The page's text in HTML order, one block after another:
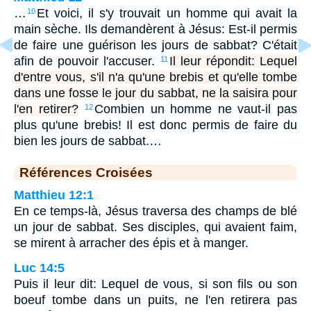
… 10 Et voici, il s'y trouvait un homme qui avait la
main sèche. Ils demandèrent à Jésus: Est-il permis
de faire une guérison les jours de sabbat? C'était
afin de pouvoir l'accuser.
11 Il leur répondit: Lequel
d'entre vous, s'il n'a qu'une brebis et qu'elle tombe
dans une fosse le jour du sabbat, ne la saisira pour
l'en retirer?
12 Combien un homme ne vaut-il pas
plus qu'une brebis! Il est donc permis de faire du
bien les jours de sabbat.…
Références Croisées
Matthieu 12:1
En ce temps-là, Jésus traversa des champs de blé
un jour de sabbat. Ses disciples, qui avaient faim,
se mirent à arracher des épis et à manger.
Luc 14:5
Puis il leur dit: Lequel de vous, si son fils ou son
boeuf tombe dans un puits, ne l'en retirera pas